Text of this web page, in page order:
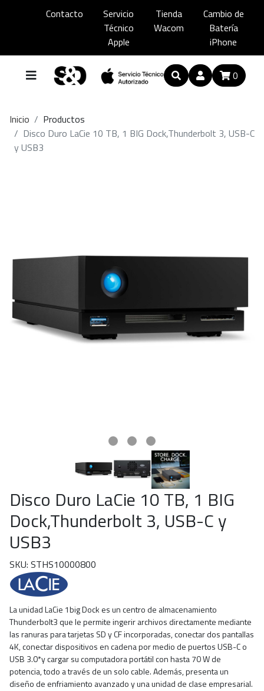
Contacto
Servicio
Técnico
Apple
Tienda
Wacom
Cambio de
Batería
iPhone
0
Inicio
Productos
Disco Duro LaCie 10 TB, 1 BIG Dock,Thunderbolt 3, USB-C
y USB3
Disco Duro LaCie 10 TB, 1 BIG
Dock,Thunderbolt 3, USB-C y
USB3
SKU: STHS10000800
La unidad LaCie 1big Dock es un centro de almacenamiento
Thunderbolt3 que le permite ingerir archivos directamente mediante
las ranuras para tarjetas SD y CF incorporadas, conectar dos pantallas
4K, conectar dispositivos en cadena por medio de puertos USB-C o
USB 3.0*y cargar su computadora portátil con hasta 70 W de
potencia, todo a través de un solo cable. Además, presenta un
diseño de enfriamiento avanzado y una unidad de clase empresarial.